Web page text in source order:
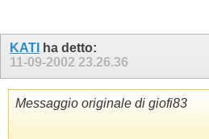
KATI
ha detto:
11-09-2002 23.26.36
Messaggio originale di giofi83